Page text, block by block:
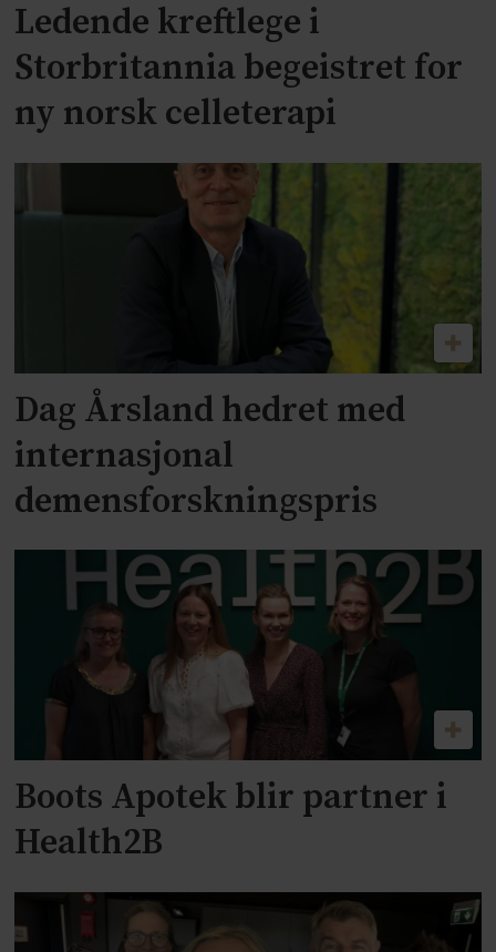
Ledende kreftlege i
Storbritannia begeistret for
ny norsk celleterapi
Dag Årsland hedret med
internasjonal
demensforskningspris
Boots Apotek blir partner i
Health2B